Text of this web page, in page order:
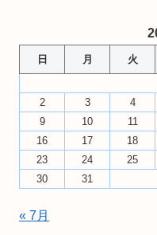
日 月 火
2
3 4
9
10 11
16
17 18
23
24 25
30
31
« 7月